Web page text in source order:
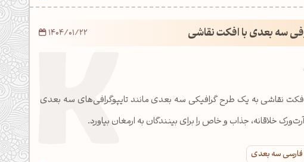
سه بعدی با افکت نقاشی
نقاشی به یک طرح گرافیکی سه بعدی مانند تایپوگرافی‌های سه بعدی
خلاقانه، جذاب و خاص را برای بینندگان به ارمغان بیاورد.
فارسی سه بعدی
1404/01/22